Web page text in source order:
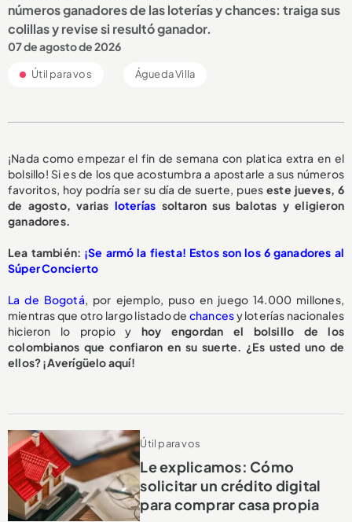
números ganadores de las loterías y chances: traiga sus
colillas y revise si resultó ganador.
07 de agosto de 2026
Útil para vos Águeda Villa
¡Nada como empezar el fin de semana con platica extra en el
bolsillo! Si es de los que acostumbra a apostarle a sus números
favoritos, hoy podría ser su día de suerte, pueseste jueves, 6
de agosto, varias loterías soltaron sus balotas y eligieron
ganadores.
Lea también: ¡Se armó la fiesta! Estos son los 6 ganadores al
Súper Concierto
La de Bogotá , por ejemplo, puso en juego 14.000 millones,
mientras que otro largo listado de chancesy loterías nacionales
hicieron lo propio y hoy engordan el bolsillo de los
colombianos que confiaron en su suerte. ¿Es usted uno de
ellos? ¡Averígüelo aquí!
Útil para vos
Le explicamos: Cómo
solicitar un crédito digital
para comprar casa propia